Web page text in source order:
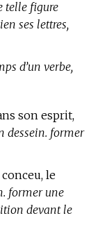
telle figure
ses lettres,
d’un verbe,
son esprit,
dessein. former
le
former une
devant le